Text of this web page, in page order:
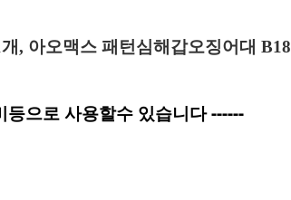
개, 아오맥스 패턴심해갑오징어대
으로 사용할수 있습니다 ------